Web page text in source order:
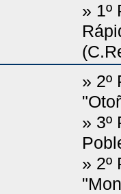
» 1º
» 2º
» 3º
» 2º